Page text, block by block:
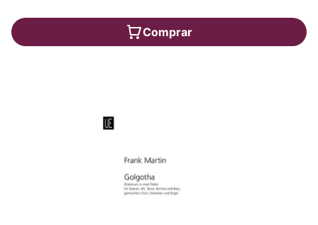
Comprar